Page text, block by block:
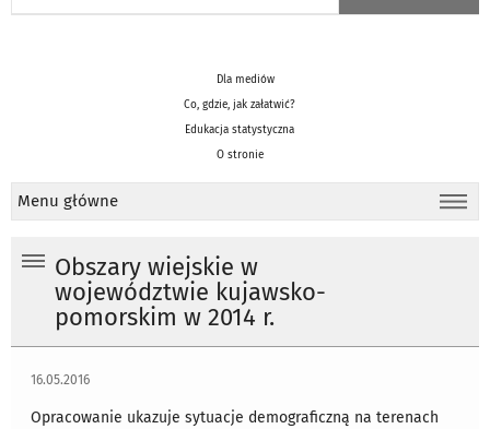
Dla mediów
Co, gdzie, jak załatwić?
Edukacja statystyczna
O stronie
Menu główne
Obszary wiejskie w
województwie kujawsko-
pomorskim w 2014 r.
16.05.2016
Opracowanie ukazuje sytuacje demograficzną na terenach